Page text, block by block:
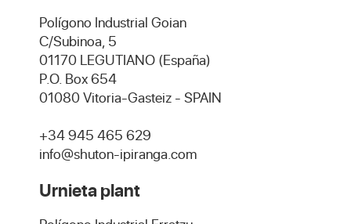
Polígono Industrial Goian
C/Subinoa, 5
01170 LEGUTIANO (España)
P.O. Box 654
01080 Vitoria-Gasteiz - SPAIN
+34 945 465 629
info@shuton-ipiranga.com
Urnieta plant